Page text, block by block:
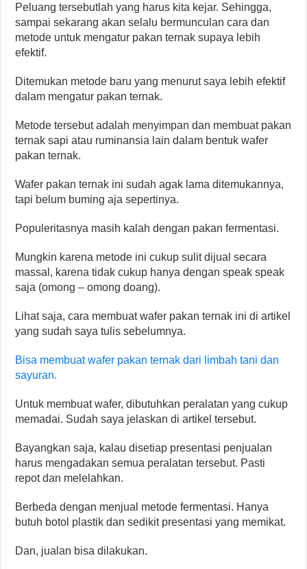
Peluang tersebutlah yang harus kita kejar. Sehingga,
sampai sekarang akan selalu bermunculan cara dan
metode untuk mengatur pakan ternak supaya lebih
efektif.
Ditemukan metode baru yang menurut saya lebih efektif
dalam mengatur pakan ternak.
Metode tersebut adalah menyimpan dan membuat pakan
ternak sapi atau ruminansia lain dalam bentuk wafer
pakan ternak.
Wafer pakan ternak ini sudah agak lama ditemukannya,
tapi belum buming aja sepertinya.
Populeritasnya masih kalah dengan pakan fermentasi.
Mungkin karena metode ini cukup sulit dijual secara
massal, karena tidak cukup hanya dengan speak speak
saja (omong – omong doang).
Lihat saja, cara membuat wafer pakan ternak ini di artikel
yang sudah saya tulis sebelumnya.
Bisa membuat wafer pakan ternak dari limbah tani dan
sayuran.
Untuk membuat wafer, dibutuhkan peralatan yang cukup
memadai. Sudah saya jelaskan di artikel tersebut.
Bayangkan saja, kalau disetiap presentasi penjualan
harus mengadakan semua peralatan tersebut. Pasti
repot dan melelahkan.
Berbeda dengan menjual metode fermentasi. Hanya
butuh botol plastik dan sedikit presentasi yang memikat.
Dan, jualan bisa dilakukan.